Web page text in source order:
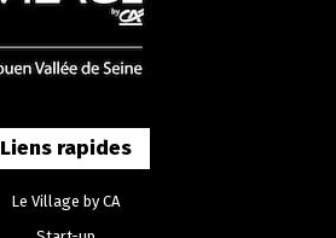
Liens rapides
Le Village by CA